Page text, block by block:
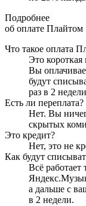
Подробнее
об оплате Плайтом
Что такое оплата
Это короткая
Вы
будут
раз в 2 недели
Есть ли переплата?
Нет. Вы
скрытых
Это кредит?
Нет, это не
Как будут
Всё работает
а дальше с
в 2 недели.